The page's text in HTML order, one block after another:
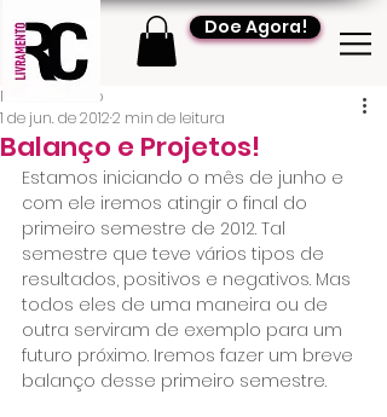
Doe Agora!
Balanço e Projetos!
RC Livramento
1 de jun. de 20122 min de leitura
Estamos iniciando o mês de junho e
com ele iremos atingir o final do
primeiro semestre de 2012. Tal
semestre que teve vários tipos de
resultados, positivos e negativos. Mas
todos eles de uma maneira ou de
outra serviram de exemplo para um
futuro próximo. Iremos fazer um breve
balanço desse primeiro semestre.